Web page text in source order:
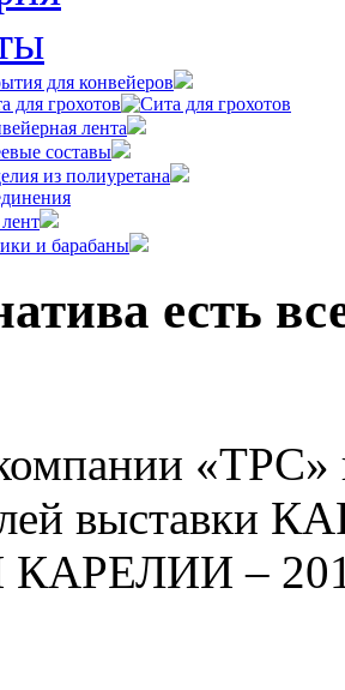
для конвейеров
для грохотов
лента
составы
из полиуретана
и барабаны
есть
«ТРС»
–